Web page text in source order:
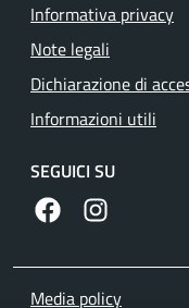
Informativa privacy
Note legali
Dichiarazione di
Informazioni utili
SEGUICI SU
https://
Media policy